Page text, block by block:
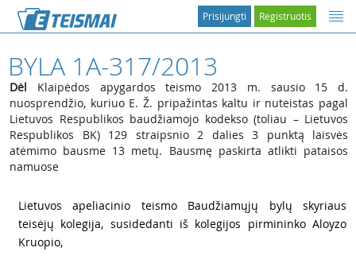
Registruotis
Prisijungti
BYLA 1A-317/2013
Dėl Klaipėdos apygardos teismo 2013 m. sausio 15 d.
nuosprendžio, kuriuo E. Ž. pripažintas kaltu ir nuteistas pagal
Lietuvos Respublikos baudžiamojo kodekso (toliau – Lietuvos
Respublikos BK) 129 straipsnio 2 dalies 3 punktą laisvės
atėmimo bausme 13 metų. Bausmę paskirta atlikti pataisos
namuose
Lietuvos apeliacinio teismo Baudžiamųjų bylų skyriaus
teisėjų kolegija, susidedanti iš kolegijos pirmininko Aloyzo
Kruopio,